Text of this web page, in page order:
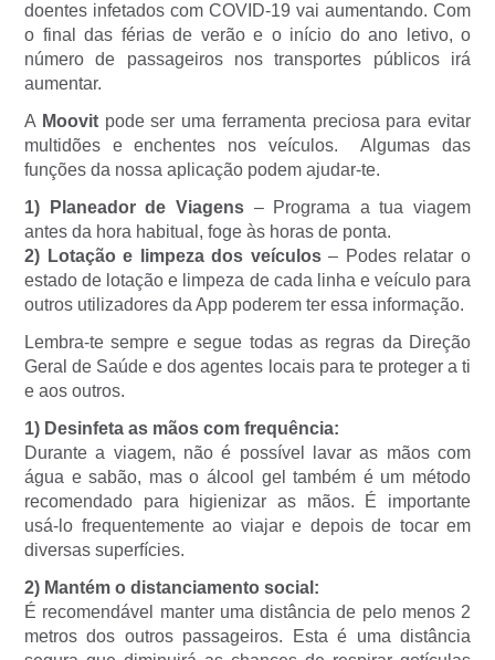
doentes infetados com COVID-19 vai aumentando. Com
o final das férias de verão e o início do ano letivo, o
número de passageiros nos transportes públicos irá
aumentar.
A Moovitpode ser uma ferramenta preciosa para evitar
multidões e enchentes nos veículos. Algumas das
funções da nossa aplicação podem ajudar-te.
1) Planeador de Viagens– Programa a tua viagem
antes da hora habitual, foge às horas de ponta.
2) Lotação e limpeza dos veículos– Podes relatar o
estado de lotação e limpeza de cada linha e veículo para
outros utilizadores da App poderem ter essa informação.
Lembra-te sempre e segue todas as regras da Direção
Geral de Saúde e dos agentes locais para te proteger a ti
e aos outros.
1) Desinfeta as mãos com frequência:
Durante a viagem, não é possível lavar as mãos com
água e sabão, mas o álcool gel também é um método
recomendado para higienizar as mãos. É importante
usá-lo frequentemente ao viajar e depois de tocar em
diversas superfícies.
2) Mantém o distanciamento social:
É recomendável manter uma distância de pelo menos 2
metros dos outros passageiros. Esta é uma distância